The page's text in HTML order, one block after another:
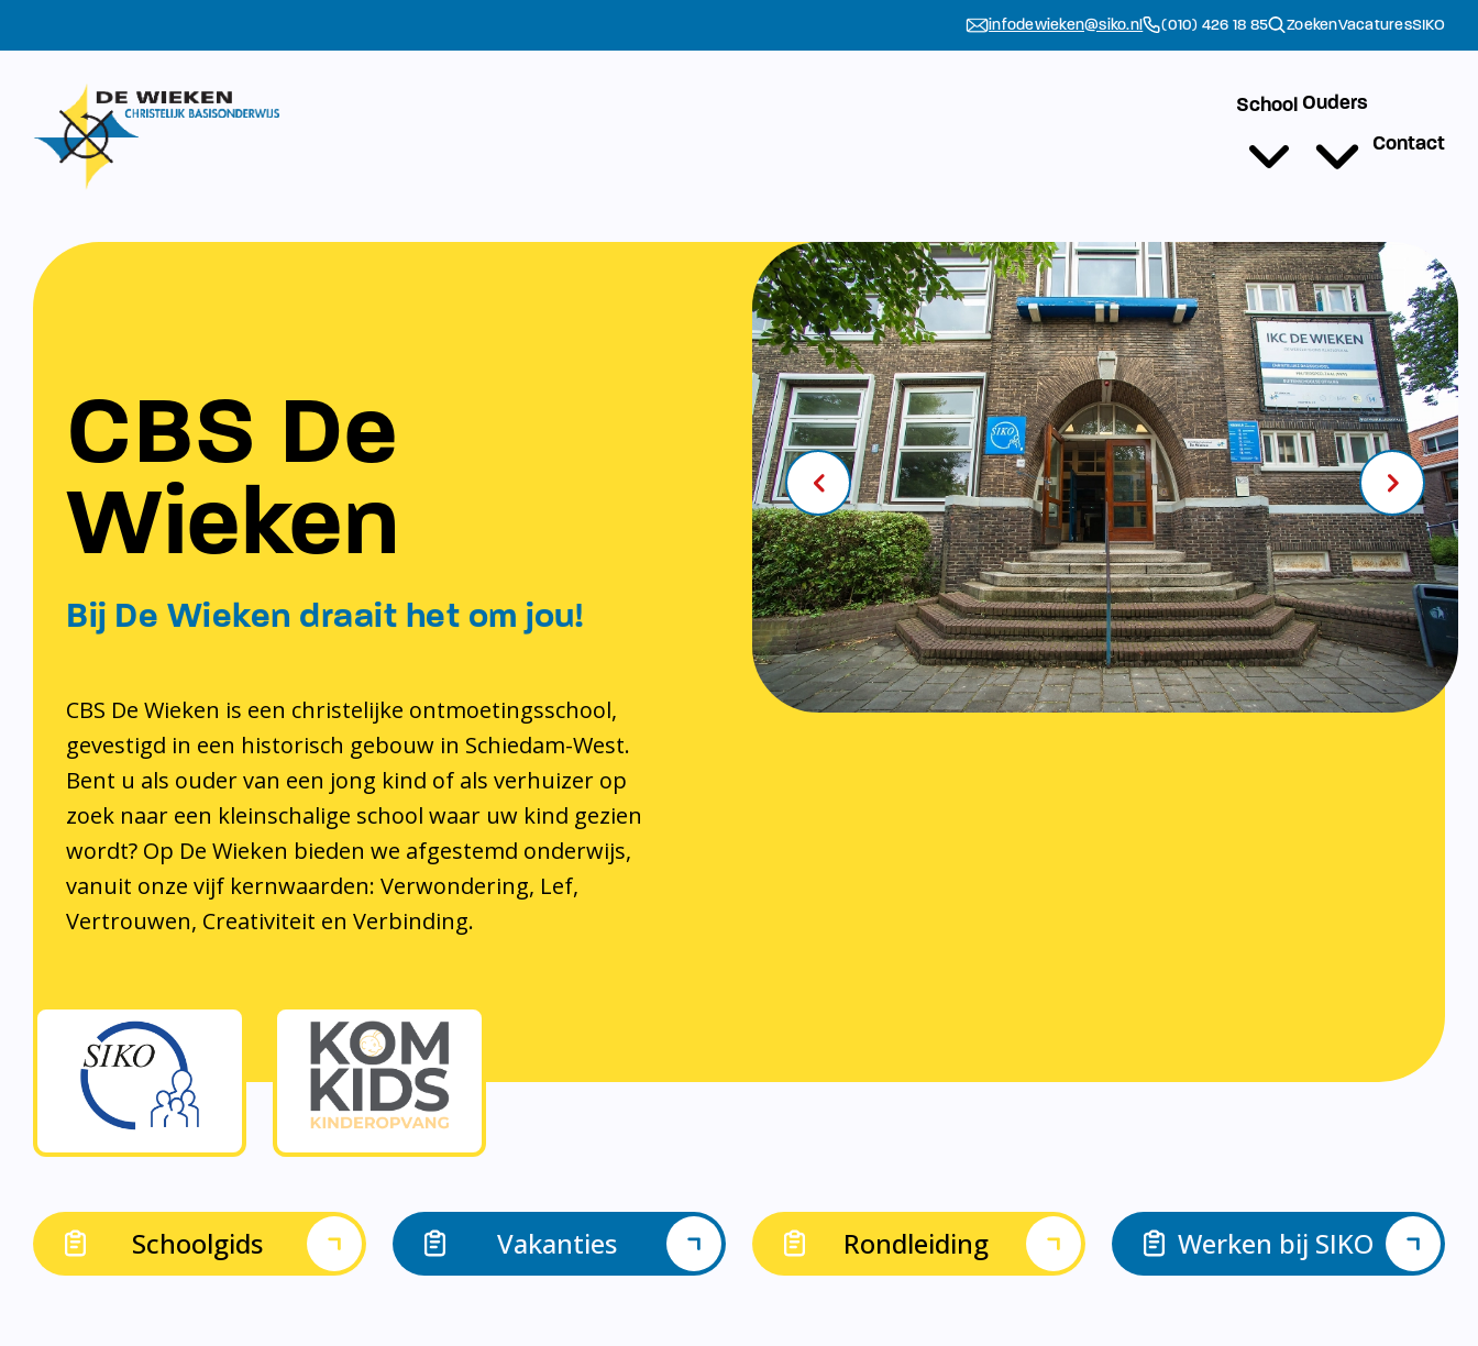
infodewieken@siko.nl (010) 426 18 85 ZoekenVacaturesSIKO
School Ouders
Contact
CBS De
Wieken
Bij De Wieken draait het om jou!
CBS De Wieken is een christelijke ontmoetingsschool,
gevestigd in een historisch gebouw in Schiedam-West.
Bent u als ouder van een jong kind of als verhuizer op
zoek naar een kleinschalige school waar uw kind gezien
wordt? Op De Wieken bieden we afgestemd onderwijs,
vanuit onze vijf kernwaarden: Verwondering, Lef,
Vertrouwen, Creativiteit en Verbinding.
Schoolgids Vakanties Rondleiding Werken bij SIKO